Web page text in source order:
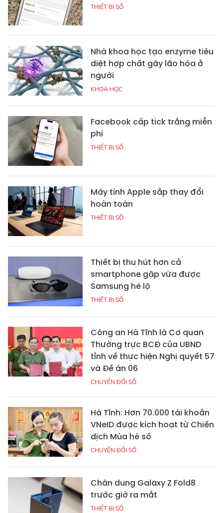
THIẾT BỊ SỐ
Nhà khoa học tạo enzyme tiêu
diệt hợp chất gây lão hóa ở
người
KHOA HỌC
Facebook cấp tick trắng miễn
phí
THIẾT BỊ SỐ
Máy tính Apple sắp thay đổi
hoàn toàn
THIẾT BỊ SỐ
Thiết bị thu hút hơn cả
smartphone gập vừa được
Samsung hé lộ
THIẾT BỊ SỐ
Công an Hà Tĩnh là Cơ quan
Thường trực BCĐ của UBND
tỉnh về thực hiện Nghị quyết 57
và Đề án 06
CHUYỂN ĐỔI SỐ
Hà Tĩnh: Hơn 70.000 tài khoản
VNeID được kích hoạt từ Chiến
dịch Mùa hè số
CHUYỂN ĐỔI SỐ
Chân dung Galaxy Z Fold8
trước giờ ra mắt
THIẾT BỊ SỐ